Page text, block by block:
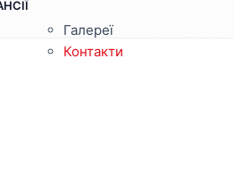
Галереї
Контакти